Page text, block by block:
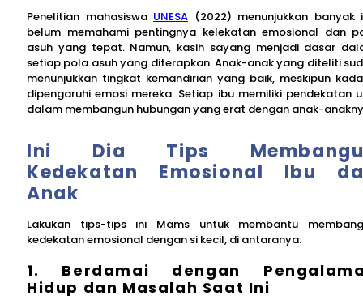
Penelitian mahasiswa UNESA (2022) menunjukkan banyak
belum memahami pentingnya kelekatan emosional dan
asuh yang tepat. Namun, kasih sayang menjadi dasar
setiap pola asuh yang diterapkan. Anak-anak yang diteliti
menunjukkan tingkat kemandirian yang baik, meskipun
dipengaruhi emosi mereka. Setiap ibu memiliki pendekatan
dalam membangun hubungan yang erat dengan anak-
Ini Dia Tips
Kedekatan Emosional Ibu
Anak
Lakukan tips-tips ini Mams untuk membantu
kedekatan emosional dengan si kecil, di antaranya:
1. Berdamai dengan
Hidup dan Masalah Saat Ini